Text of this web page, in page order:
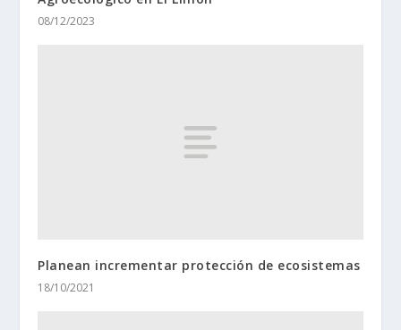
08/12/2023
Planean incrementar protección de ecosistemas
18/10/2021